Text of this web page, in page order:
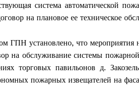
система автоматической
на плановое ее техническое
ГПН установлено, что
на обслуживание системы
торговых павильонов д.
пожарных извещателей на